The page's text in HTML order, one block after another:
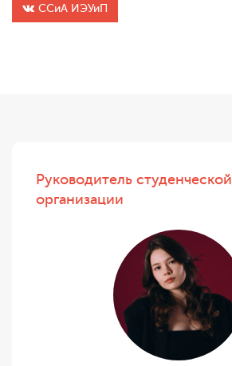
ССиА ИЭУиП
Руководитель студенческой
организации